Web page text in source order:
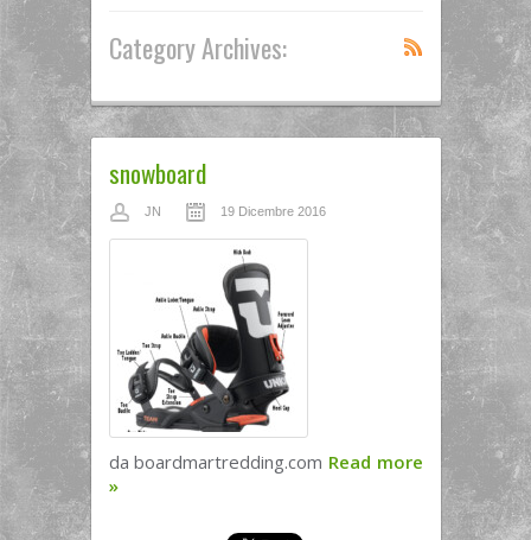
Category Archives:
snowboard
JN 19 Dicembre 2016
da boardmartredding.com Read more
»